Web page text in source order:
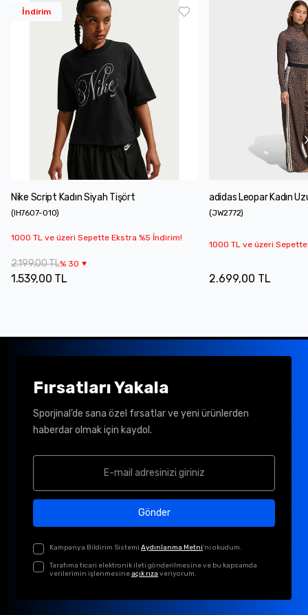
İndirim
Nike Script Kadın Siyah Tişört
(IH7607-010)
1000 TL ve üzeri Sepette Ekstra %5 İndirim!
2.199,00 TL% 30
1.539,00 TL
adidas Leopar Kadın
(JW2772)
1000 TL ve üzeri
2.699,00 TL
Fırsatları Yakala
Sporjinal’de sana özel fırsatlar ve yeni ürünlerden
haberdar olmak için kaydol.
Gönder
Kampanya Bildirim Sistemi Aydınlanma Metni'ni okudum.
Tarafıma ticari elektronik ileti gönderilmesine ve bu kapsamda
verilerimin işlenmesineaçık rıza veriyorum.